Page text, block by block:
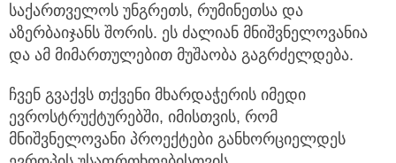
საქართველოს უნგრეთს, რუმინეთსა და
აზერბაიჯანს შორის. ეს ძალიან მნიშვნელოვანია
და ამ მიმართულებით მუშაობა გაგრძელდება.
ჩვენ გვაქვს თქვენი მხარდაჭერის იმედი
ევროსტრუქტურებში, იმისთვის, რომ
მნიშვნელოვანი პროექტები განხორციელდეს